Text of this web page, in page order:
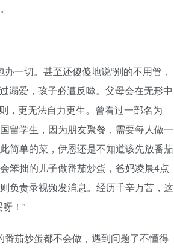
一切。甚至还傻傻地说“别的不用管，
溺爱，孩子必遭反噬。父母会在无形中
，更无法自力更生。曾看过一部名为
留学生，因为朋友聚餐，需要每人做一
简单的菜，伊恩还是不知道该先放番茄
笨拙的儿子做番茄炒蛋，爸妈凌晨4点
负责录视频发消息。经历千辛万苦，这
！”
番茄炒蛋都不会做，遇到问题了不懂得